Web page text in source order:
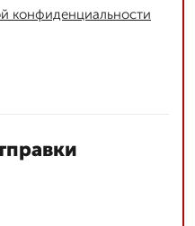
конфиденциальности